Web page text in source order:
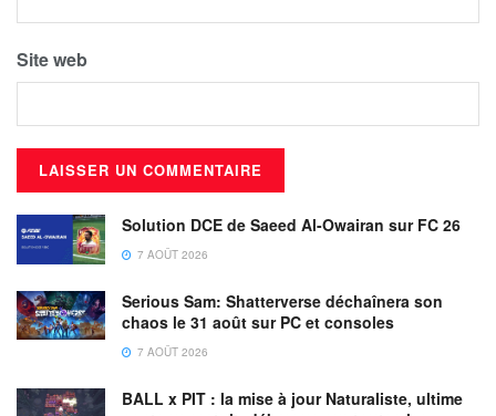
Site web
Solution DCE de Saeed Al-Owairan sur FC 26
7 AOÛT 2026
Serious Sam: Shatterverse déchaînera son
chaos le 31 août sur PC et consoles
7 AOÛT 2026
BALL x PIT : la mise à jour Naturaliste, ultime